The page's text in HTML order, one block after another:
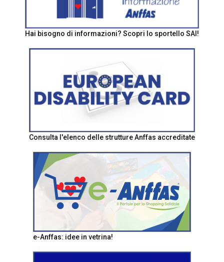
Hai bisogno di informazioni? Scopri lo sportello SAI!
Consulta l'elenco delle strutture Anffas accreditate
e-Anffas: idee in vetrina!